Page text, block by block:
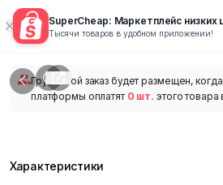
SuperCheap: Маркетплейс низких
Тысячи товаров в удобном приложении!
1/
Групповой заказ будет размещен,
платформы оплатят 0 шт. этого
Характеристики